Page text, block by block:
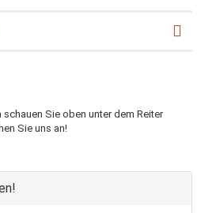
Sie oben unter dem Reiter
Sie uns an!